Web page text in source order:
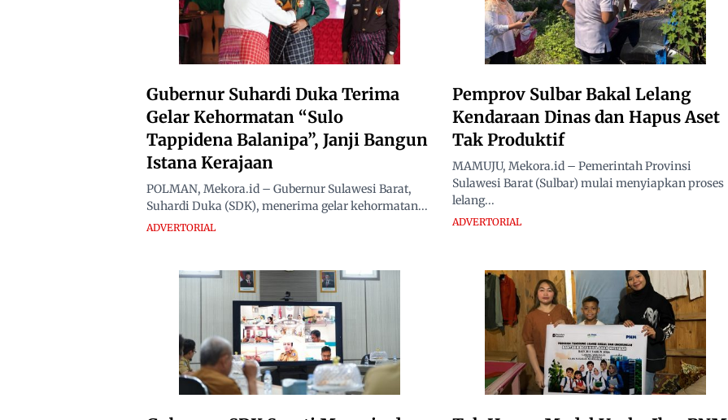
Gubernur Suhardi Duka Terima
Gelar Kehormatan “Sulo
Tappidena Balanipa”, Janji Bangun
Istana Kerajaan
POLMAN, Mekora.id – Gubernur Sulawesi Barat,
Suhardi Duka (SDK), menerima gelar kehormatan...
ADVERTORIAL
Pemprov Sulbar Bakal Lelang
Kendaraan Dinas dan Hapus Aset
Tak Produktif
MAMUJU, Mekora.id – Pemerintah Provinsi
Sulawesi Barat (Sulbar) mulai menyiapkan proses
lelang...
ADVERTORIAL